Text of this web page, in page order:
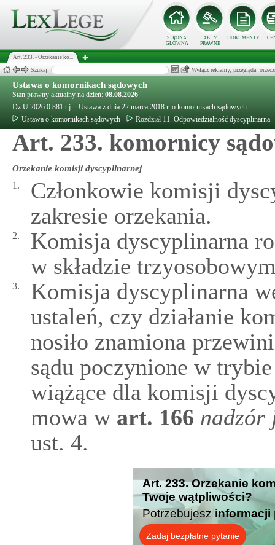
STRONA
GŁÓWNA
AKTY
PRAWNE
DOKUMENTY
Art. 233. - Orzekanie ko...
Szukaj: Wyłącz reklamy, przeglądaj
Ustawa o komornikach sądowych
Stan prawny aktualny na dzień: 08.08.2026
Dz.U.2026.0.881 t.j. - Ustawa z dnia 22 marca 2018 r. o komornikach sądowych
Ustawa o komornikach sądowych
Rozdział 11. Odpowiedzialność dyscyplinarna
Art. 233. komornicy
Orzekanie komisji dyscyplinarnej
1.
Członkowie komisji
zakresie orzekania.
2.
Komisja dyscyplinarna
w składzie
3.
Komisja dyscyplinarna
ustaleń, czy działanie
nosiło znamiona
sądu poczynione w
wiążące dla komisji
mowa wart. 166 nadzór
ust. 4.
Art. 233. Orzekanie
Twoje wątpliwości?
Potrzebujesz informacji
Zadaj bezpłatne pytanie